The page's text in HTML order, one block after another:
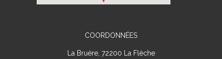
COORDONNÉES
La Bruère, 72200 La Flèche